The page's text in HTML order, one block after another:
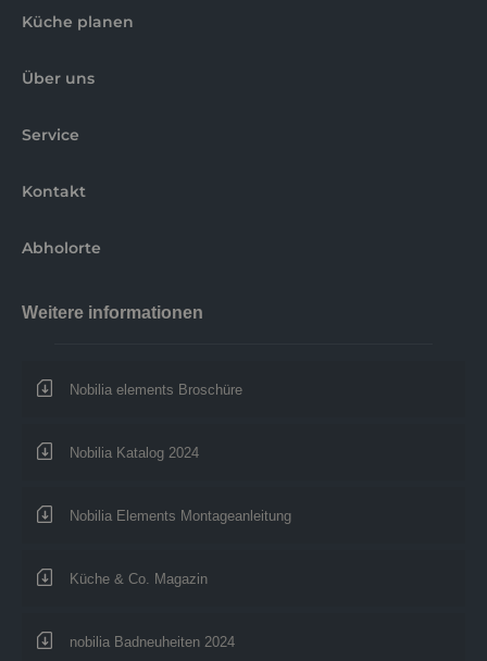
Küche planen
Über uns
Service
Kontakt
Abholorte
Weitere informationen
Nobilia elements Broschüre
Nobilia Katalog 2024
Nobilia Elements Montageanleitung
Küche & Co. Magazin
nobilia Badneuheiten 2024